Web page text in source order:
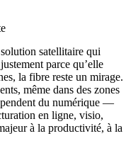
satellitaire qui
parce qu’elle
la fibre reste un mirage.
même dans des zones
du numérique —
en ligne, visio,
à la productivité, à la